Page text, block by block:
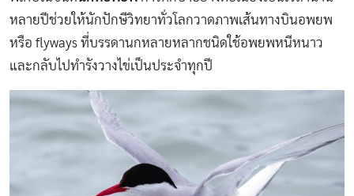
หลายปีช่วยให้นักปักษีวิทยาทั่วโลกวาดภาพเส้นทางบินอพยพ
หรือ flyways ที่บรรดานกหลายหลากชนิดใช้อพยพหนีหนาว
และกลับไปทำรังวางไข่เป็นประจำทุกปี